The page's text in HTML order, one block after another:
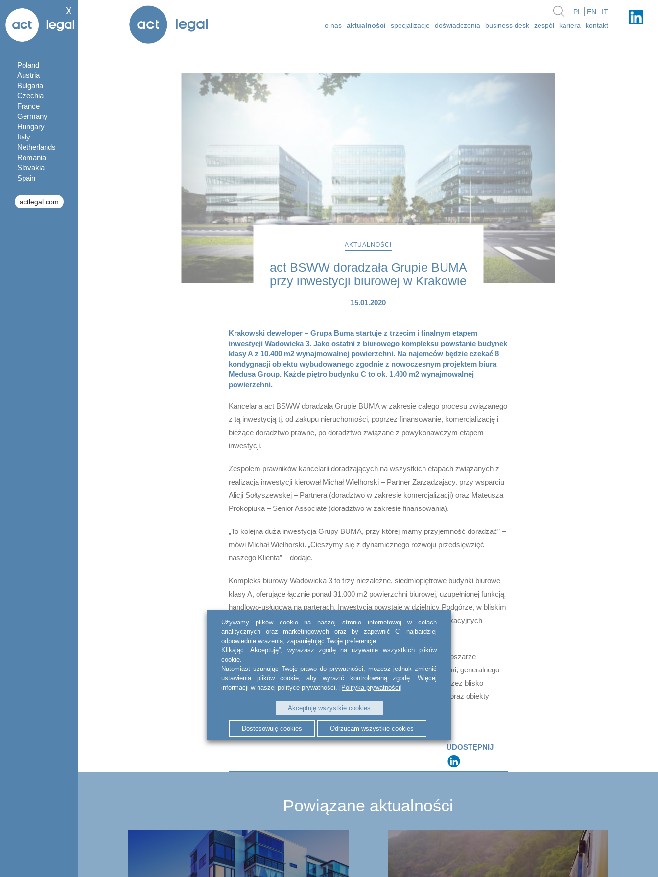
x
Poland
Austria
Bulgaria
Czechia
France
Germany
Hungary
Italy
Netherlands
Romania
Slovakia
Spain
actlegal.com
PL EN
IT
o nas
aktualności specjalizacje doświadczenia business desk zespół kariera kontakt
AKTUALNOŚCI
act BSWW doradzała Grupie BUMA
przy inwestycji biurowej w Krakowie
15.01.2020
Krakowski deweloper – Grupa Buma startuje z trzecim i finalnym etapem
inwestycji Wadowicka 3. Jako ostatni z biurowego kompleksu powstanie budynek
klasy A z 10.400 m2 wynajmowalnej powierzchni. Na najemców będzie czekać 8
kondygnacji obiektu wybudowanego zgodnie z nowoczesnym projektem biura
Medusa Group. Każde piętro budynku C to ok. 1.400 m2 wynajmowalnej
powierzchni.
Kancelaria act BSWW doradzała Grupie BUMA w zakresie całego procesu związanego
z tą inwestycją tj. od zakupu nieruchomości, poprzez finansowanie, komercjalizację i
bieżące doradztwo prawne, po doradztwo związane z powykonawczym etapem
inwestycji.
Zespołem prawników kancelarii doradzających na wszystkich etapach związanych z
realizacją inwestycji kierował Michał Wielhorski – Partner Zarządzający, przy wsparciu
Alicji Sołtyszewskej – Partnera (doradztwo w zakresie komercjalizacji) oraz Mateusza
Prokopiuka – Senior Associate (doradztwo w zakresie finansowania).
„To kolejna duża inwestycja Grupy BUMA, przy której mamy przyjemność doradzać” –
mówi Michał Wielhorski. „Cieszymy się z dynamicznego rozwoju przedsięwzięć
naszego Klienta” – dodaje.
Kompleks biurowy Wadowicka 3 to trzy niezależne, siedmiopiętrowe budynki biurowe
klasy A, oferujące łącznie ponad 31.000 m2 powierzchni biurowej, uzupełnionej funkcją
handlowo-usługową na parterach. Inwestycja powstaje w dzielnicy Podgórze, w bliskim
sąsiedztwie Ronda Matecznego, jednego z głównych węzłów komunikacyjnych
Krakowa.
Grupa BUMA jest liderem na rynku biurowym w Krakowie. Działa w obszarze
inwestycji biurowych, mieszkaniowych, zarządzania nieruchomościami, generalnego
wykonawstwa elewacji oraz generalnego wykonawstwa inwestycji. Przez blisko
trzydzieści lat firma wybudowała kilkanaście osiedli mieszkaniowych oraz obiekty
biurowe o powierzchni wynajmowalnej 250.000 m2.
UDOSTĘPNIJ
Powiązane aktualności
Używamy plików cookie na naszej stronie internetowej w celach
analitycznych oraz marketingowych oraz by zapewnić Ci najbardziej
odpowiednie wrażenia, zapamiętując Twoje preferencje.
Klikając „Akceptuję”, wyrażasz zgodę na używanie wszystkich plików
cookie.
Natomiast szanując Twoje prawo do prywatności, możesz jednak zmienić
ustawienia plików cookie, aby wyrazić kontrolowaną zgodę. Więcej
informacji w naszej polityce prywatności. [Polityka prywatności]
Akceptuję wszystkie cookies
Dostosowuję cookies Odrzucam wszystkie cookies